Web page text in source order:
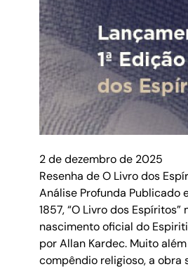
2 de dezembro de 2025
Resenha de O Livro dos
Análise Profunda Publicado
1857, “O Livro dos Espíritos”
nascimento oficial do
por Allan Kardec. Muito
compêndio religioso, a obra